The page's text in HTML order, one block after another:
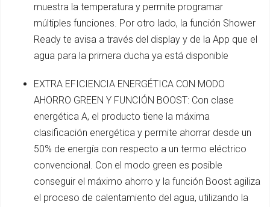
muestra la temperatura y permite programar
múltiples funciones. Por otro lado, la función Shower
Ready te avisa a través del display y de la App que el
agua para la primera ducha ya está disponible
EXTRA EFICIENCIA ENERGÉTICA CON MODO
AHORRO GREEN Y FUNCIÓN BOOST: Con clase
energética A, el producto tiene la máxima
clasificación energética y permite ahorrar desde un
50% de energía con respecto a un termo eléctrico
convencional. Con el modo green es posible
conseguir el máximo ahorro y la función Boost agiliza
el proceso de calentamiento del agua, utilizando la